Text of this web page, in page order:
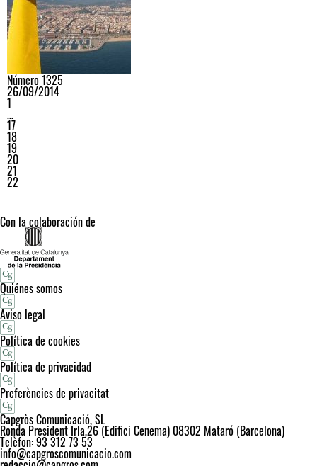
Número 1325
26/09/2014
1
…
17
18
19
20
21
22
Con la colaboración de
Quiénes somos
Aviso legal
Política de cookies
Política de privacidad
Preferències de privacitat
Capgròs Comunicació, SL
Ronda President Irla,26 (Edifici Cenema) 08302 Mataró (Barcelona)
Telèfon: 93 312 73 53
info@capgroscomunicacio.com